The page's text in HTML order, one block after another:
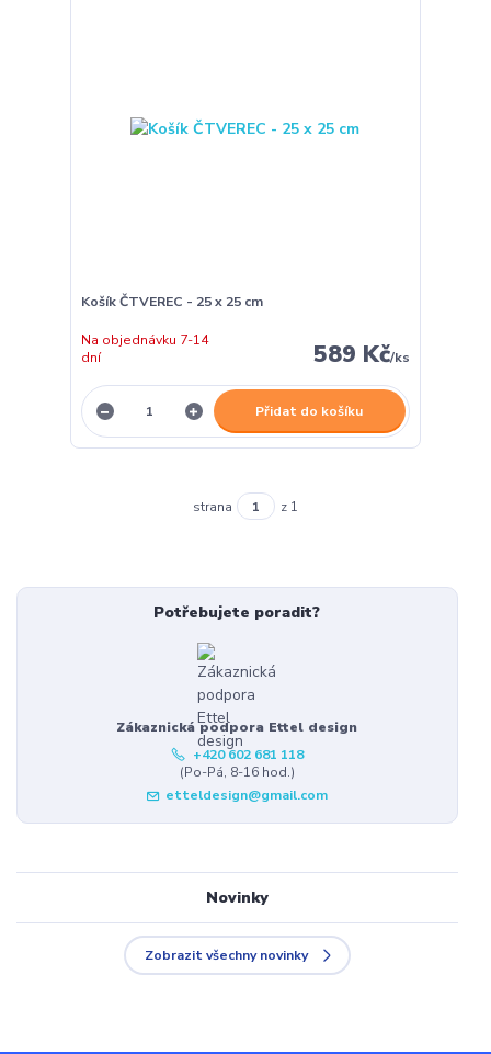
Košík ČTVEREC - 25 x 25 cm
589 Kč/ks
Na objednávku 7-14
dní
Přidat do košíku
strana z 1
Potřebujete poradit?
Zákaznická podpora Ettel design
+420 602 681 118
(Po-Pá, 8-16 hod.)
etteldesign@gmail.com
Novinky
Zobrazit všechny novinky